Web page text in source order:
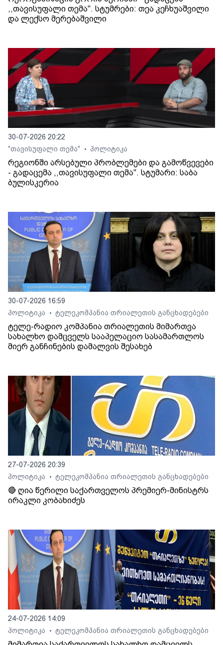
,,თავისუფალი თემა". სტუმრები: თეა კეჩხუაშვილი
და ლექსო მერებაშვილი
30-07-2026 20:22
"თავისუფალი თემა"
• პოლიტიკა
რეგიონში არსებული პრობლემები და გამოწვევები
- გადაცემა ,,თავისუფალი თემა". სტუმარი: საბა
ბულისკერია
30-07-2026 16:59
პოლიტიკა
• ტელეკომპანია თრიალეთის განცხადებები
ტელე-რადიო კომპანია თრიალეთის მიმართვა
სახალხო დამცველს სააპელაციო სასამართლოს
მიერ განჩინების დამალვის შესახებ
27-07-2026 20:39
პოლიტიკა
• ტელეკომპანია თრიალეთის განცხადებები
🔴 ღია წერილი საქართველოს პრემიერ-მინისტრს
ირაკლი კობახიძეს
24-07-2026 14:09
პოლიტიკა
• ტელეკომპანია თრიალეთის განცხადებები